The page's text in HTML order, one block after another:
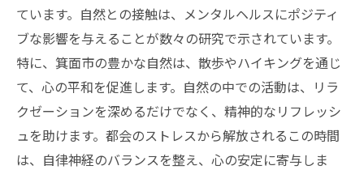
ています。自然との接触は、メンタルヘルスにポジティ
ブな影響を与えることが数々の研究で示されています。
特に、箕面市の豊かな自然は、散歩やハイキングを通じ
て、心の平和を促進します。自然の中での活動は、リラ
クゼーションを深めるだけでなく、精神的なリフレッシ
ュを助けます。都会のストレスから解放されるこの時間
は、自律神経のバランスを整え、心の安定に寄与しま